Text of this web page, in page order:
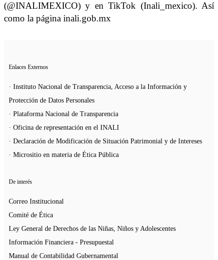
(@INALIMEXICO) y en TikTok (Inali_mexico). Así
como la página inali.gob.mx
Enlaces Externos
· Instituto Nacional de Transparencia, Acceso a la Información y
Protección de Datos Personales
· Plataforma Nacional de Transparencia
· Oficina de representación en el INALI
· Declaración de Modificación de Situación Patrimonial y de Intereses
· Micrositio en materia de Ética Pública
De interés
Correo Institucional
Comité de Ética
Ley General de Derechos de las Niñas, Niños y Adolescentes
Información Financiera - Presupuestal
Manual de Contabilidad Gubernamental